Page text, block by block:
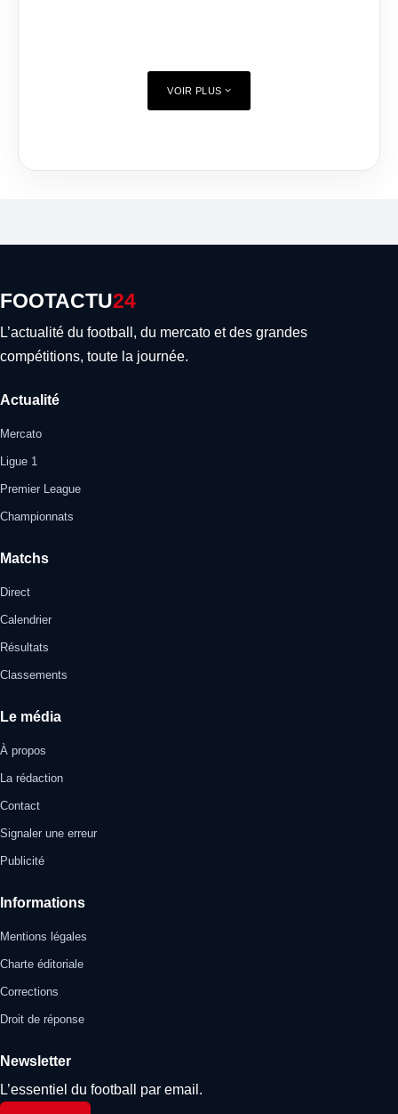
VOIR PLUS
FOOTACTU24
L’actualité du football, du mercato et des grandes
compétitions, toute la journée.
Actualité
Mercato
Ligue 1
Premier League
Championnats
Matchs
Direct
Calendrier
Résultats
Classements
Le média
À propos
La rédaction
Contact
Signaler une erreur
Publicité
Informations
Mentions légales
Charte éditoriale
Corrections
Droit de réponse
Newsletter
L’essentiel du football par email.